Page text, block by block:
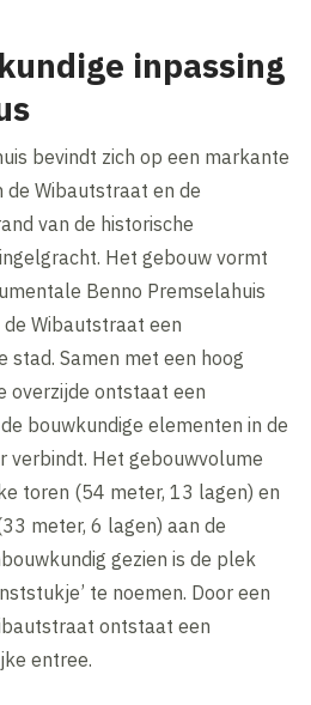
inpassing
bevindt zich op een markante
de Wibautstraat en de
van de historische
Het gebouw vormt
Benno Premselahuis
Wibautstraat een
stad. Samen met een hoog
overzijde ontstaat een
bouwkundige elementen in de
verbindt. Het gebouwvolume
toren (54 meter, 13 lagen) en
meter, 6 lagen) aan de
gezien is de plek
te noemen. Door een
ontstaat een
entree.